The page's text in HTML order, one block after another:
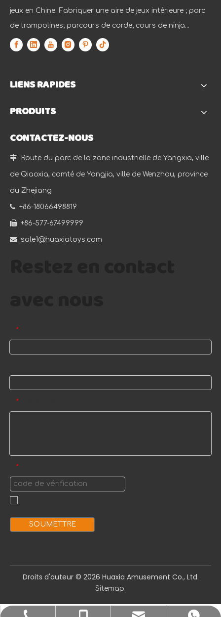
jeux en Chine. Fabriquer une aire de jeux intérieure ; parc
de trampolines; parcours de corde; cours de ninja...
LIENS RAPIDES
PRODUITS
CONTACTEZ-NOUS
 Route du parc de la zone industrielle de Yangxia, ville
de Qiaoxia, comté de Yongjia, ville de Wenzhou, province
du Zhejiang
 +86-18066498819
 +86-577-67499999
 sale1@huaxiatoys.com
*
*
*
SOUMETTRE
Droits d'auteur ©️ 2026 Huaxia Amusement Co., Ltd.
Sitemap.